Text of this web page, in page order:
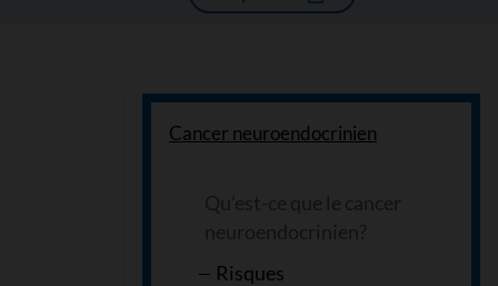
Cancer neuroendocrinien
Risques